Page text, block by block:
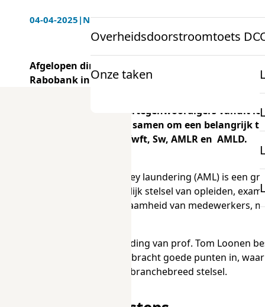
Overheidsdoorstroomtoets
Onze taken
Informatie
Centrale examens mbo
mbo Nederlandse taal
mbo Engels
docentenparticipatie
onze expertise
Onderzoek
04-04-2025 | Nieuws
Afgelopen dinsdag 1 april organiseerde Cito
Rabobank in Utrecht.
Senior vertegenwoordigers vanuit
kwamen samen om een belangrijk
van de Wwft, Sw, AMLR en AMLD.
Anti-money laundering (AML) is een
gezamenlijk stelsel van opleiden,
vakbekwaamheid van medewerkers,
Onder leiding van prof. Tom Loonen
Iedereen bracht goede punten in,
over een branchebreed stelsel.